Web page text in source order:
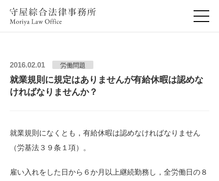
2016.02.01 労働問題
就業規則に規定はありませんが有給休暇は認めな
ければなりませんか？
就業規則になくとも，有給休暇は認めなければなりません
（労基法３９条１項）。
雇い入れをした日から６か月以上継続勤務し，全労働日の８